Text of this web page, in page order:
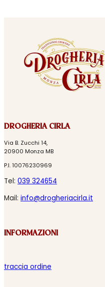
DROGHERIA CIRLA
Via B. Zucchi 14,
20900 Monza MB
P.I. 10076230969
Tel: 039 324654
Mail: info@drogheriacirla.it
INFORMAZIONI
traccia ordine